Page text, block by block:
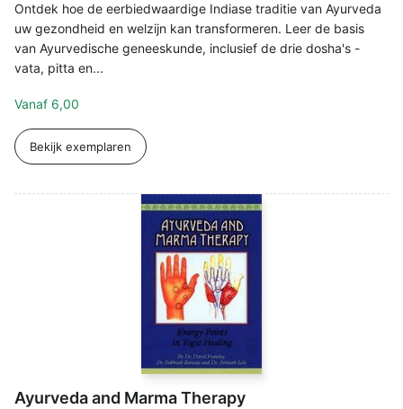
Ontdek hoe de eerbiedwaardige Indiase traditie van Ayurveda
uw gezondheid en welzijn kan transformeren. Leer de basis
van Ayurvedische geneeskunde, inclusief de drie dosha's -
vata, pitta en...
Vanaf 6,00
Bekijk exemplaren
Ayurveda and Marma Therapy